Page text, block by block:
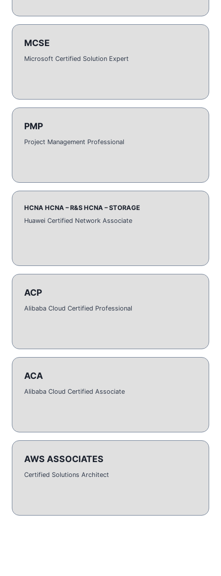
MCSE
Microsoft Certified Solution Expert
PMP
Project Management Professional
HCNA HCNA – R&S HCNA – STORAGE
Huawei Certified Network Associate
ACP
Alibaba Cloud Certified Professional
ACA
Alibaba Cloud Certified Associate
AWS ASSOCIATES
Certified Solutions Architect